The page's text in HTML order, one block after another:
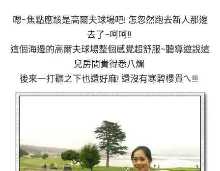
嗯~焦點應該是高爾夫球場吧! 怎忽然跑去新人那邊
去了~呵呵!!
這個海邊的高爾夫球場整個感覺超舒服~聽導遊說這
兒房間貴得悉八爛
後來一打聽之下也還好麻! 還沒有寒碧樓貴ㄟ!!!